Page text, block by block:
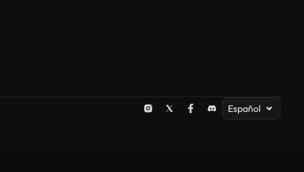
Español